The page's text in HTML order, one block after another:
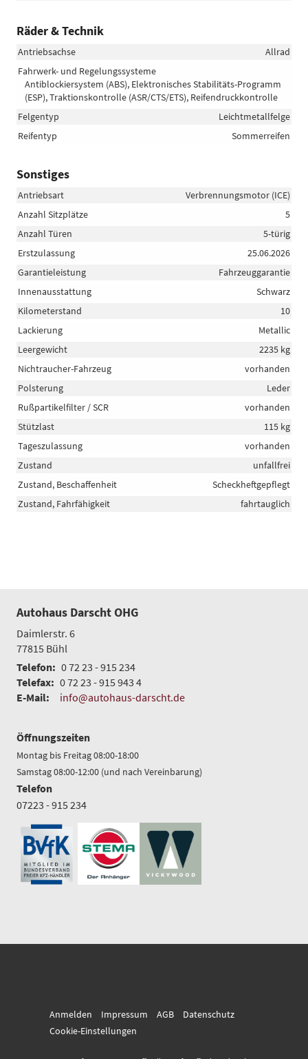
Räder & Technik
Antriebsachse
Allrad
Fahrwerk- und Regelungssysteme
Antiblockiersystem (ABS), Elektronisches Stabilitäts-Programm
(ESP), Traktionskontrolle (ASR/CTS/ETS), Reifendruckkontrolle
Felgentyp
Leichtmetallfelge
Reifentyp
Sommerreifen
Sonstiges
Antriebsart
Verbrennungsmotor (ICE)
Anzahl Sitzplätze
5
Anzahl Türen
5-türig
Erstzulassung
25.06.2026
Garantieleistung
Fahrzeuggarantie
Innenausstattung
Schwarz
Kilometerstand
10
Lackierung
Metallic
Leergewicht
2235 kg
Nichtraucher-Fahrzeug
vorhanden
Polsterung
Leder
Rußpartikelfilter / SCR
vorhanden
Stützlast
115 kg
Tageszulassung
vorhanden
Zustand
unfallfrei
Zustand, Beschaffenheit
Scheckheftgepflegt
Zustand, Fahrfähigkeit
fahrtauglich
Autohaus Darscht OHG
Daimlerstr. 6
77815 Bühl
Telefon: 0 72 23 - 915 234
Telefax: 0 72 23 - 915 943 4
E-Mail:
info@autohaus-darscht.de
Öffnungszeiten
Montag bis Freitag 08:00-18:00
Samstag 08:00-12:00 (und nach Vereinbarung)
Telefon
07223 - 915 234
Anmelden Impressum AGB
Datenschutz
Cookie-Einstellungen